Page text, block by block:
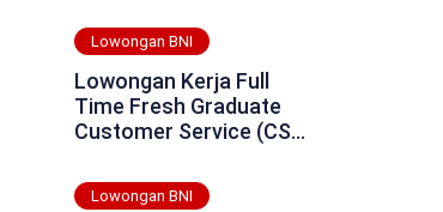
Lowongan BNI
Lowongan Kerja Full
Time Fresh Graduate
Customer Service (CS)
Jaya Tahun 2025
Lowongan BNI